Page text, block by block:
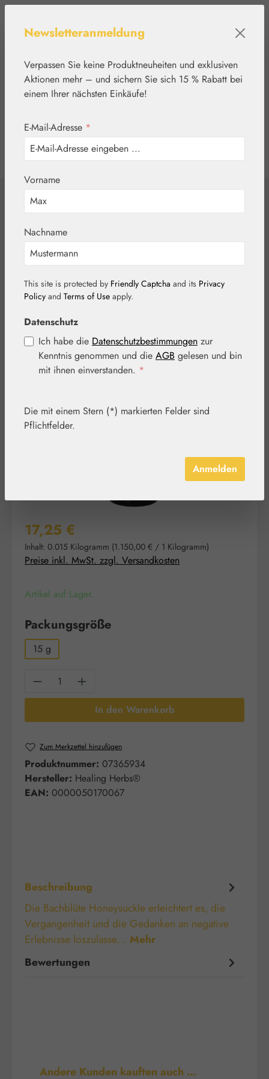
Werkzeugleiste anzeigen
Home
Honeysuckle
(Geißblatt) Globuli
Bildergalerie überspringen
Regulärer Preis:
17,25 €
Inhalt: 0.015 Kilogramm (1.150,00 € / 1 Kilogramm)
Preise inkl. MwSt. zzgl. Versandkosten
Artikel auf Lager.
Packungsgrößeauswählen
15 g
Produkt Anzahl: Gib den gewünschten
In den Warenkorb
Zum Merkzettel hinzufügen
Produktnummer: 07365934
Hersteller: Healing Herbs®
EAN: 0000050170067
Beschreibung
Die Bachblüte Honeysuckle erleichtert es, die
Vergangenheit und die Gedanken an negative
Erlebnisse loszulasse… Mehr
Bewertungen
Produktgalerie überspringen
Andere Kunden kauften auch …
Newsletteranmeldung
Verpassen Sie keine Produktneuheiten und exklusiven
Aktionen mehr – und sichern Sie sich 15 % Rabatt bei
einem Ihrer nächsten Einkäufe!
E-Mail-Adresse *
Vorname
Nachname
This site is protected by Friendly Captcha and its Privacy
Policy and Terms of Use apply.
Datenschutz
Ich habe die Datenschutzbestimmungen zur
Kenntnis genommen und die AGB gelesen und bin
mit ihnen einverstanden. *
Die mit einem Stern (*) markierten Felder sind
Pflichtfelder.
Anmelden